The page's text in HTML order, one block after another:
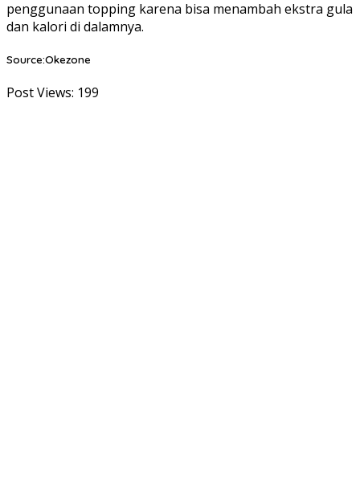
penggunaan topping karena bisa menambah ekstra gula
dan kalori di dalamnya.
Source:Okezone
Post Views: 199